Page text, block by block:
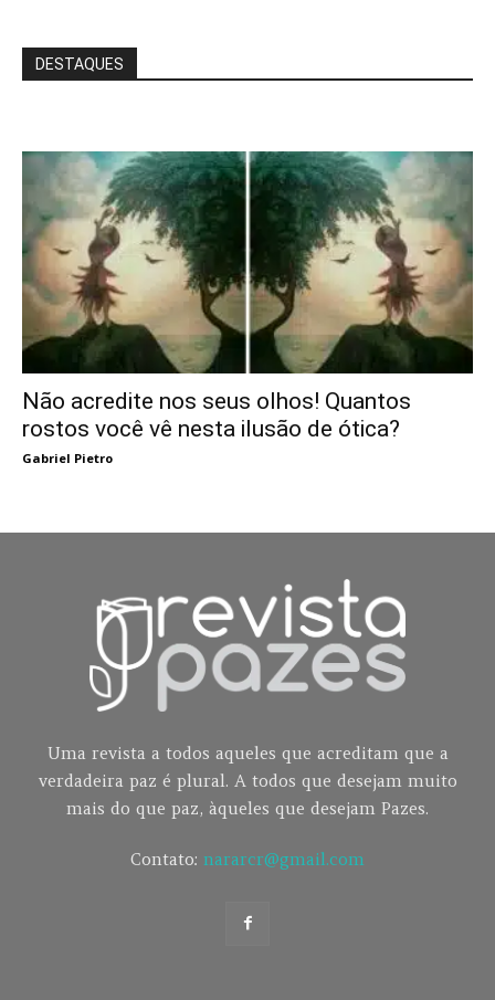
DESTAQUES
Não acredite nos seus olhos! Quantos
rostos você vê nesta ilusão de ótica?
Gabriel Pietro
Uma revista a todos aqueles que acreditam que a
verdadeira paz é plural. A todos que desejam muito
mais do que paz, àqueles que desejam Pazes.
Contato: nararcr@gmail.com